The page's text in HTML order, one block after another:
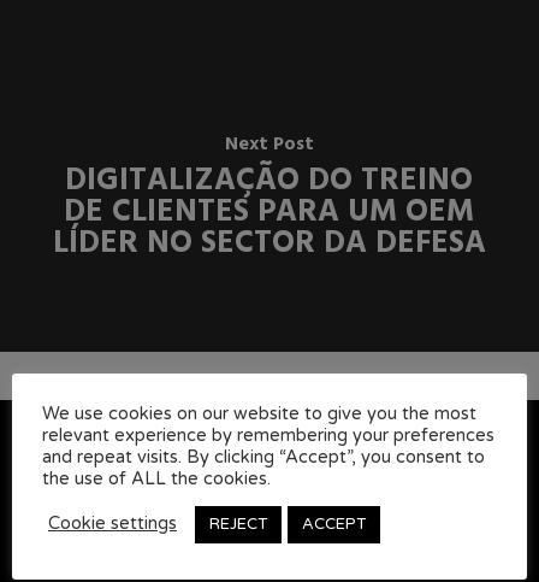
Next Post
DIGITALIZAÇÃO DO TREINO
DE CLIENTES PARA UM OEM
LÍDER NO SECTOR DA DEFESA
We use cookies on our website to give you the most
relevant experience by remembering your preferences
and repeat visits. By clicking “Accept”, you consent to
the use of ALL the cookies.
Cookie settings REJECT ACCEPT